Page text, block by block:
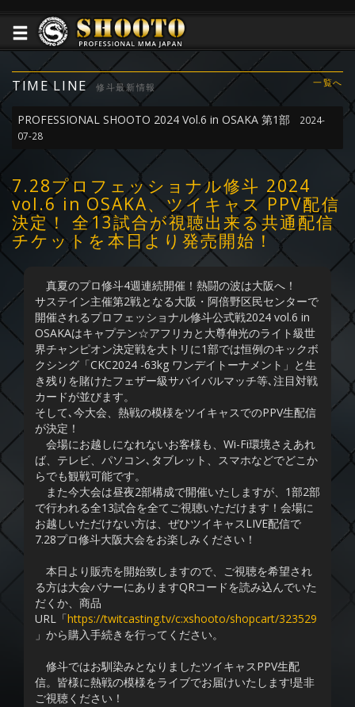
TIME LINE 修斗最新情報 一覧へ
PROFESSIONAL SHOOTO 2024 Vol.6 in OSAKA 第1部
2024-
07-28
7.28プロフェッショナル修斗 2024
vol.6 in OSAKA、ツイキャス PPV配信
決定！ 全13試合が視聴出来る共通配信
チケットを本日より発売開始！
真夏のプロ修斗4週連続開催！熱闘の波は大阪へ！
サステイン主催第2戦となる大阪・阿倍野区民センターで
開催されるプロフェッショナル修斗公式戦2024 vol.6 in
OSAKAはキャプテン☆アフリカと大尊伸光のライト級世
界チャンピオン決定戦を大トリに1部では恒例のキックボ
クシング「CKC2024 -63kg ワンデイトーナメント」と生
き残りを賭けたフェザー級サバイバルマッチ等､注目対戦
カードが並びます。
そして､今大会、熱戦の模様をツイキャスでのPPV生配信
が決定！
会場にお越しになれないお客様も、Wi-Fi環境さえあれ
ば、テレビ、パソコン､タブレット、スマホなどでどこか
らでも観戦可能です。
また今大会は昼夜2部構成で開催いたしますが、1部2部
で行われる全13試合を全てご視聴いただけます！会場に
お越しいただけない方は、ぜひツイキャスLIVE配信で
7.28プロ修斗大阪大会をお楽しみください！
本日より販売を開始致しますので、ご視聴を希望され
る方は大会バナーにありますQRコードを読み込んでいた
だくか、商品
URL「https://twitcasting.tv/c:xshooto/shopcart/323529
」から購入手続きを行ってください。
修斗ではお馴染みとなりましたツイキャスPPV生配
信。皆様に熱戦の模様をライブでお届けいたします!是非
ご視聴ください！